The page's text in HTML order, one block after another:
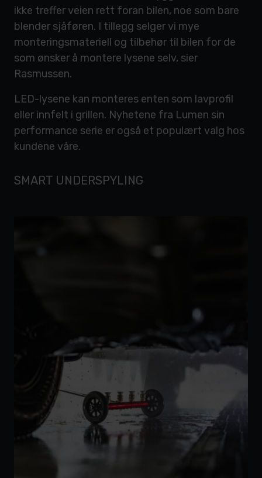
ikke treffer veien rett foran bilen, noe som bare
blender sjåføren. I tillegg selger vi mye
monteringsmateriell og tilbehør til bilen for de
som ønsker å montere lysene selv, sier
Rasmussen.
LED-lysene kan monteres enten som lavprofil
eller innfelt i grillen. Nyhetene fra Lumen sin
performance serie er også et populært valg hos
kundene våre.
SMART UNDERSPYLING